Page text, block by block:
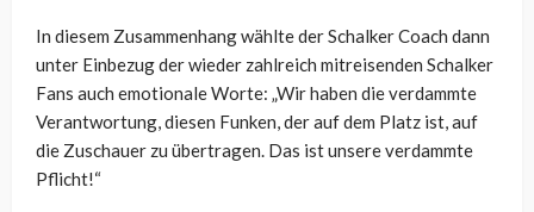
In diesem Zusammenhang wählte der Schalker Coach dann
unter Einbezug der wieder zahlreich mitreisenden Schalker
Fans auch emotionale Worte: „Wir haben die verdammte
Verantwortung, diesen Funken, der auf dem Platz ist, auf
die Zuschauer zu übertragen. Das ist unsere verdammte
Pflicht!“